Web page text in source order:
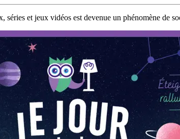
et jeux vidéos est devenue un phénomène de